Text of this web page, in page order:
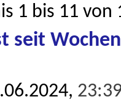
1 bis 11 von
seit